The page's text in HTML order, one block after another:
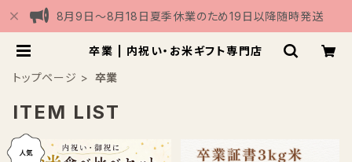
8月9日〜8月18日夏季休業のため19日以降随時発送
卒業 | 内祝い・お米ギフト専門店
トップページ
卒業
ITEM LIST